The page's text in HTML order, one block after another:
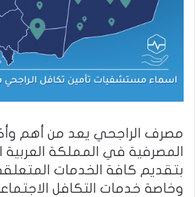
مصرف الراجحي يعد من أهم
المصرفية في المملكة
بتقديم كافة الخدمات
وخاصة خدمات التكافل